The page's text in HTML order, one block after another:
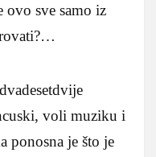
ovo sve samo iz
voli muziku i
ponosna je što je